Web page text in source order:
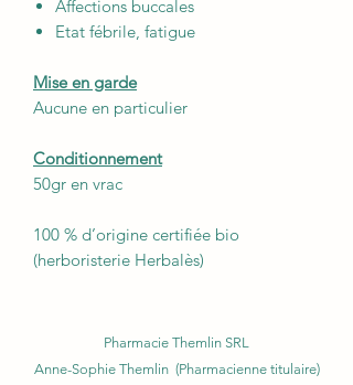
Affections buccales
Etat fébrile, fatigue
Mise en garde
Aucune en particulier
Conditionnement
50gr en vrac
100 % d’origine certifiée bio
(herboristerie Herbalès)
Pharmacie Themlin SRL
Anne-Sophie Themlin (Pharmacienne titulaire)